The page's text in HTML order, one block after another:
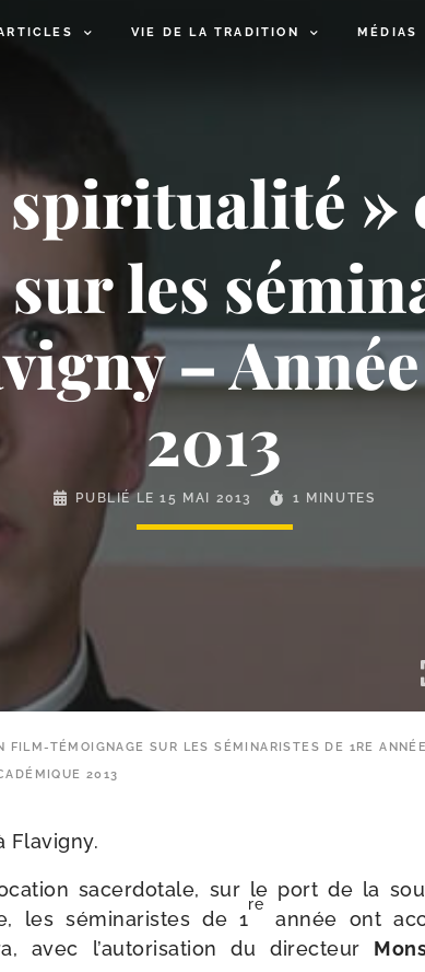
VIE DE LA TRADITION MÉDIAS
spiritualité
les
–
2013
PUBLIÉ LE15 MAI 2013 1 MINUTES
FILM-TÉMOIGNAGE SUR LES SÉMINARISTES DE 1RE
2013
Flavigny.
sacer­do­tale, sur le port de la
les sémi­na­ristes de 1
re
année ont
avec l’au­to­ri­sa­tion du direc­teur